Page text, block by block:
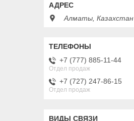
Алматы, Казахстан
+7 (777) 885-11-44
Отдел продаж
+7 (727) 247-86-15
Отдел продаж